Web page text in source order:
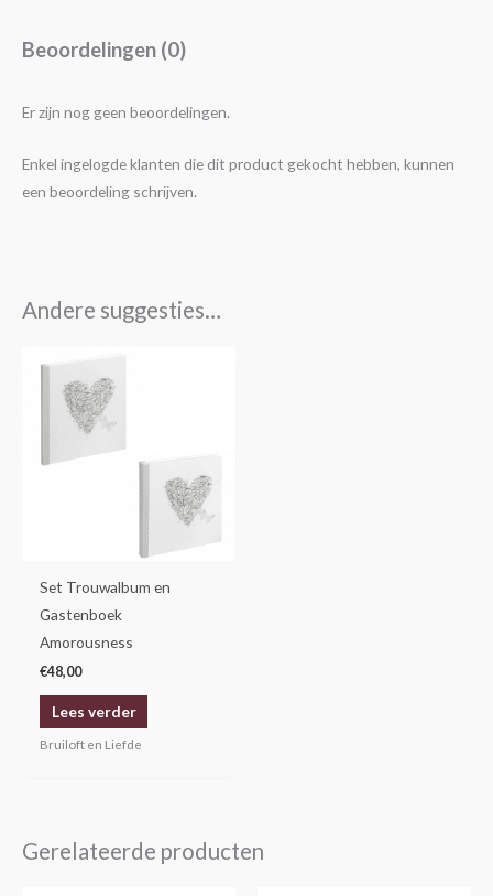
Beoordelingen (0)
Er zijn nog geen beoordelingen.
Enkel ingelogde klanten die dit product gekocht hebben, kunnen
een beoordeling schrijven.
Andere suggesties…
Set Trouwalbum en
Gastenboek
Amorousness
€48,00
Lees verder
Bruiloft en Liefde
Gerelateerde producten